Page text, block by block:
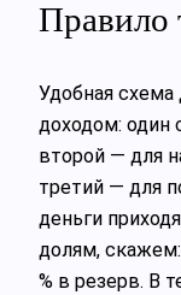
Правило
Удобная схема
доходом: один
второй — для
третий — для
деньги
долям, скажем:
% в резерв. В